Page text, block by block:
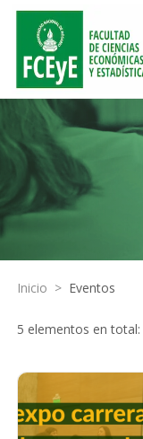
Inicio > Eventos
5 elementos en total: